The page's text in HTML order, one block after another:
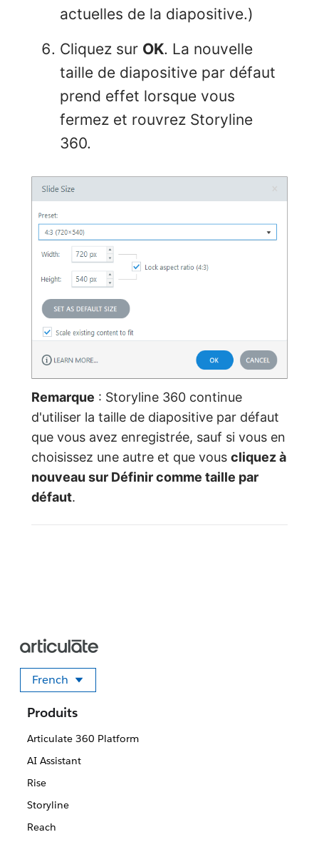
actuelles de la diapositive.)
Cliquez sur OK. La nouvelle
taille de diapositive par défaut
prend effet lorsque vous
fermez et rouvrez Storyline
360.
Remarque : Storyline 360 continue
d'utiliser la taille de diapositive par défaut
que vous avez enregistrée, sauf si vous en
choisissez une autre et que vous cliquez à
nouveau sur Définir comme taille par
défaut.
French
Sélectionner votre langue
Produits
Articulate 360 Platform
AI Assistant
Rise
Storyline
Reach